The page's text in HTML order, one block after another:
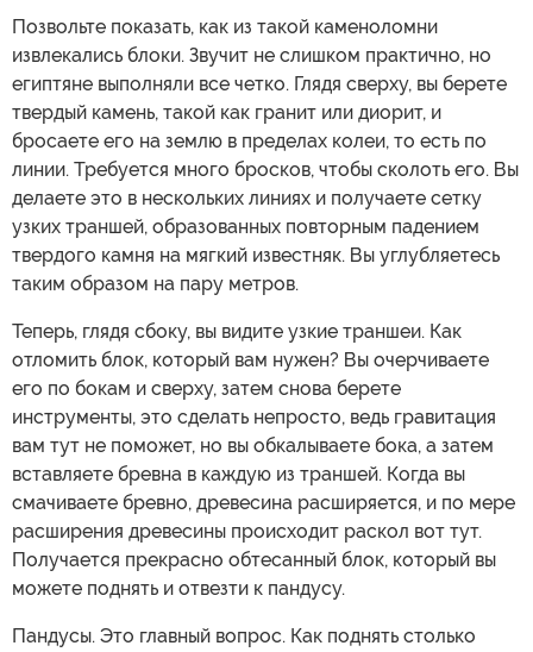
Позвольте показать, как из такой каменоломни
извлекались блоки. Звучит не слишком практично, но
египтяне выполняли все четко. Глядя сверху, вы берете
твердый камень, такой как гранит или диорит, и
бросаете его на землю в пределах колеи, то есть по
линии. Требуется много бросков, чтобы сколоть его. Вы
делаете это в нескольких линиях и получаете сетку
узких траншей, образованных повторным падением
твердого камня на мягкий известняк. Вы углубляетесь
таким образом на пару метров.
Теперь, глядя сбоку, вы видите узкие траншеи. Как
отломить блок, который вам нужен? Вы очерчиваете
его по бокам и сверху, затем снова берете
инструменты, это сделать непросто, ведь гравитация
вам тут не поможет, но вы обкалываете бока, а затем
вставляете бревна в каждую из траншей. Когда вы
смачиваете бревно, древесина расширяется, и по мере
расширения древесины происходит раскол вот тут.
Получается прекрасно обтесанный блок, который вы
можете поднять и отвезти к пандусу.
Пандусы. Это главный вопрос. Как поднять столько